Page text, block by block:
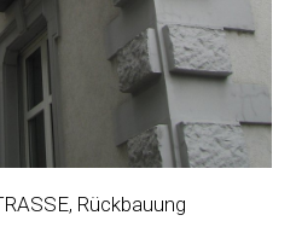
Rückbauung